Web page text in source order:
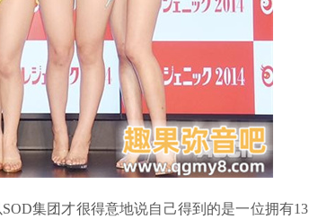
集团才很得意地说自己得到的是一位拥有13